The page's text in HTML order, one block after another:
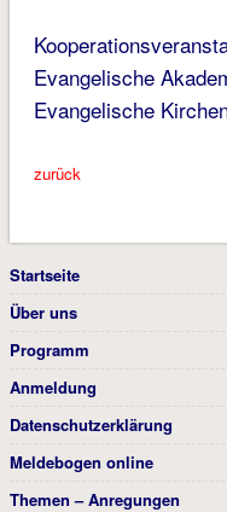
Evangelische
Evangelische
zurück
Startseite
Über uns
Programm
Anmeldung
Datenschutzerklärung
Meldebogen online
Themen – Anregungen